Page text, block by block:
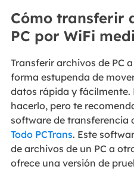
Cómo transferir
PC por WiFi
Transferir archivos de PC
forma estupenda de
datos rápida y fácilmente.
hacerlo, pero te
software de transferencia
Todo PCTrans. Este
de archivos de un PC a
ofrece una versión de